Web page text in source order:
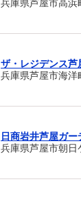
兵庫県芦屋市高浜
ザ・レジデンス
兵庫県芦屋市海洋
日商岩井芦屋ガ
兵庫県芦屋市朝日